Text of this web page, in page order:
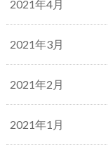
2021年4月
2021年3月
2021年2月
2021年1月